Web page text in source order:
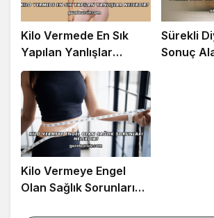
Kilo Vermede En Sık
Yapılan Yanlışlar
Nelerdir?
Sürekli
Sonuç
Kilo Vermeye Engel
Olan Sağlık Sorunları